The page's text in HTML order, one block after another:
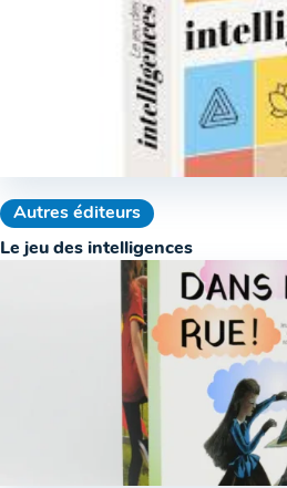
Autres éditeurs
Le jeu des intelligences